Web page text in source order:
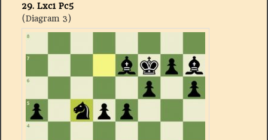
29. Lxc1 Pc5
(Diagram 3)